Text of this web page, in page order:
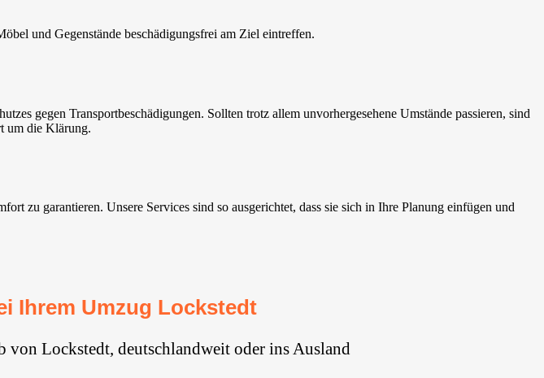
und Gegenstände beschädigungsfrei am Ziel eintreffen.
gegen Transportbeschädigungen. Sollten trotz allem unvorhergesehene Umstände passieren, sind
um die Klärung.
zu garantieren. Unsere Services sind so ausgerichtet, dass sie sich in Ihre Planung einfügen und
Ihrem Umzug Lockstedt
Lockstedt, deutschlandweit oder ins Ausland